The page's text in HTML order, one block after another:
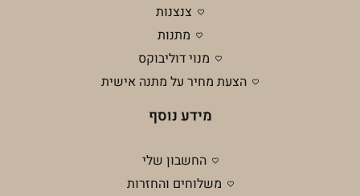
צנצנות
מתנות
מנוי דוליבוקס
הצעת מחיר על מתנה אישית
מידע נוסף
החשבון שלי
משלוחים והחזרות